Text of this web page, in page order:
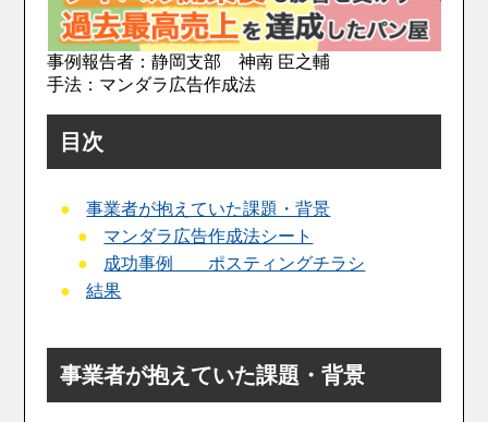
事例報告者：静岡支部 神南 臣之輔
手法：マンダラ広告作成法
目次
事業者が抱えていた課題・背景
マンダラ広告作成法シート
成功事例 ポスティングチラシ
結果
事業者が抱えていた課題・背景